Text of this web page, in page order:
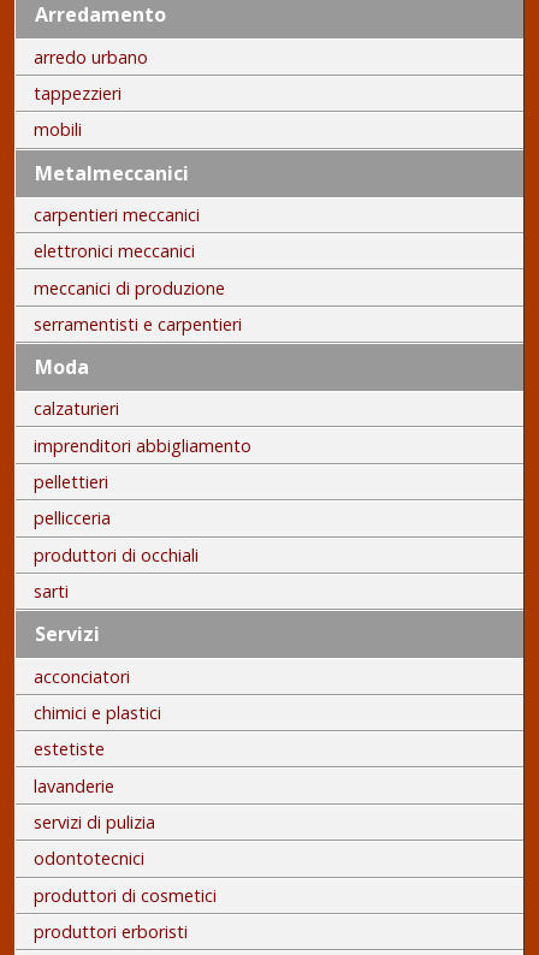
Arredamento
arredo urbano
tappezzieri
mobili
Metalmeccanici
carpentieri meccanici
elettronici meccanici
meccanici di produzione
serramentisti e carpentieri
Moda
calzaturieri
imprenditori abbigliamento
pellettieri
pellicceria
produttori di occhiali
sarti
Servizi
acconciatori
chimici e plastici
estetiste
lavanderie
servizi di pulizia
odontotecnici
produttori di cosmetici
produttori erboristi